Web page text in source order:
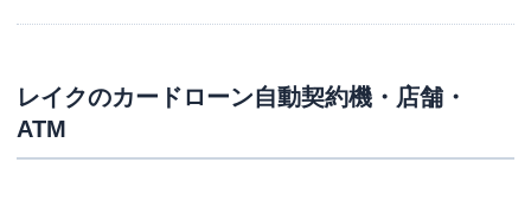
レイクのカードローン自動契約機・店舗・
ATM